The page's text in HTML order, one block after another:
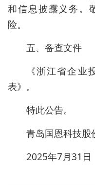
和信息披露义务。
险。
五、备查文件
《浙江省企业
表》。
特此公告。
青岛国恩科技股
2025年7月31日